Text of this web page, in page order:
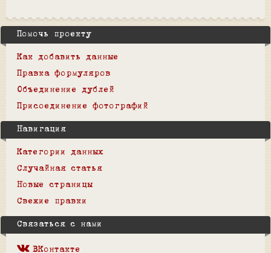
Помочь проекту
Как добавить данные
Правка формуляров
Объединение дублей
Присоединение фотографий
Навигация
Категории данных
Случайная статья
Новые страницы
Свежие правки
Связаться с нами
ВКонтакте